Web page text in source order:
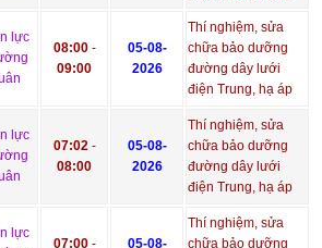
lực
08:00-
09:00
05-08-
2026
Thí nghiệm, sửa
chữa bảo dưỡng
đường dây lưới
điện Trung, hạ áp
lực
07:02-
08:00
05-08-
2026
Thí nghiệm, sửa
chữa bảo dưỡng
đường dây lưới
điện Trung, hạ áp
lực
07:00-
05-08-
Thí nghiệm, sửa
chữa bảo dưỡng